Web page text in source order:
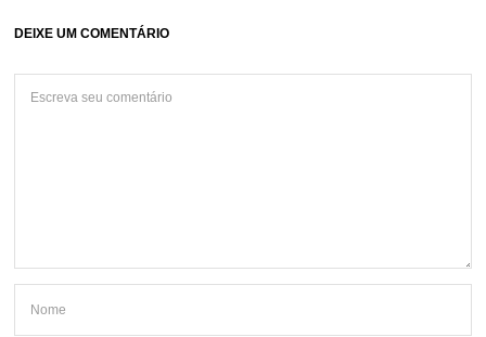
DEIXE UM COMENTÁRIO